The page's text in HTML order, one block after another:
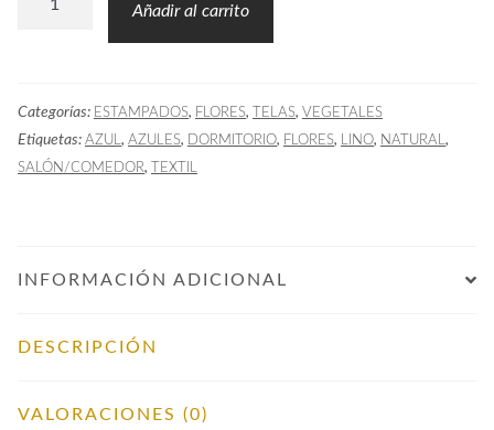
Azul
cantidad
Añadir al carrito
Categorías: ESTAMPADOS, FLORES, TELAS, VEGETALES
Etiquetas: AZUL , AZULES, DORMITORIO, FLORES, LINO, NATURAL ,
SALÓN/COMEDOR, TEXTIL
INFORMACIÓN ADICIONAL
DESCRIPCIÓN
VALORACIONES (0)